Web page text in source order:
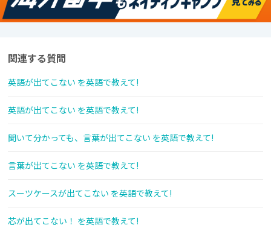
関連する質問
英語が出てこない を英語で教えて!
英語が出てこない を英語で教えて!
聞いて分かっても、言葉が出てこない を英語で教えて!
言葉が出てこない を英語で教えて!
スーツケースが出てこない を英語で教えて!
芯が出てこない！ を英語で教えて!